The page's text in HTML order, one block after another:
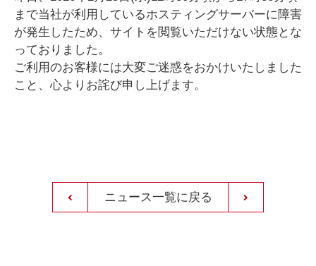
まで当社が利用しているホスティングサーバーに障害
が発生したため、サイトを閲覧いただけない状態とな
っておりました。
ご利用のお客様には大変ご迷惑をおかけいたしました
こと、心よりお詫び申し上げます。
ニュース一覧に戻る